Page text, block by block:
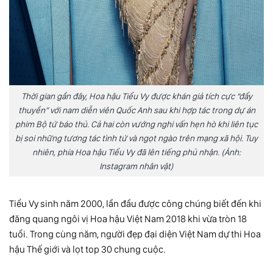
Thời gian gần đây, Hoa hậu Tiểu Vy được khán giả tích cực “đẩy
thuyền” với nam diễn viên Quốc Anh sau khi hợp tác trong dự án
phim Bộ tứ báo thủ. Cả hai còn vướng nghi vấn hẹn hò khi liên tục
bị soi những tương tác tình tứ và ngọt ngào trên mạng xã hội. Tuy
nhiên, phía Hoa hậu Tiểu Vy đã lên tiếng phủ nhận. (Ảnh:
Instagram nhân vật)
Tiểu Vysinh năm 2000, lần đầu được công chúng biết đến khi
đăng quang ngôi vị Hoa hậu Việt Nam 2018 khi vừa tròn 18
tuổi. Trong cùng năm, người đẹp đại diện Việt Nam dự thi Hoa
hậu Thế giới và lọt top 30 chung cuộc.